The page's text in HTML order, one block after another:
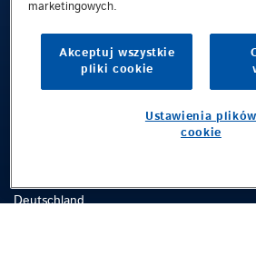
Polityka prywatności
Informacje prawne
Whistleblowing Channel
Public © 2026 Demag Cranes & Components
Demag Cranes & Components GmbH
Deutschland
marketingowych.
Akceptuj wszystkie
pliki cookie
Ustawienia plików
cookie